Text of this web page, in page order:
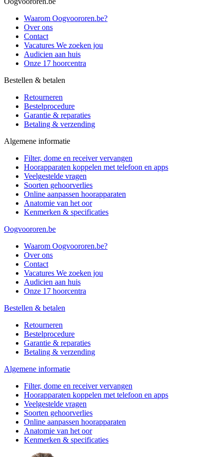
Waarom Oogvoororen.be?
Over ons
Contact
Vacatures We zoeken jou
Audicien aan huis
Onze 17 hoorcentra
Bestellen & betalen
Retourneren
Bestelprocedure
Garantie & reparaties
Betaling & verzending
Algemene informatie
Filter, dome en receiver vervangen
Hoorapparaten koppelen met telefoon en apps
Veelgestelde vragen
Soorten gehoorverlies
Online aanpassen hoorapparaten
Anatomie van het oor
Kenmerken & specificaties
Oogvoororen.be
Waarom Oogvoororen.be?
Over ons
Contact
Vacatures We zoeken jou
Audicien aan huis
Onze 17 hoorcentra
Bestellen & betalen
Retourneren
Bestelprocedure
Garantie & reparaties
Betaling & verzending
Algemene informatie
Filter, dome en receiver vervangen
Hoorapparaten koppelen met telefoon en apps
Veelgestelde vragen
Soorten gehoorverlies
Online aanpassen hoorapparaten
Anatomie van het oor
Kenmerken & specificaties